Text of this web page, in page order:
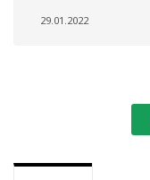
29.01.2022